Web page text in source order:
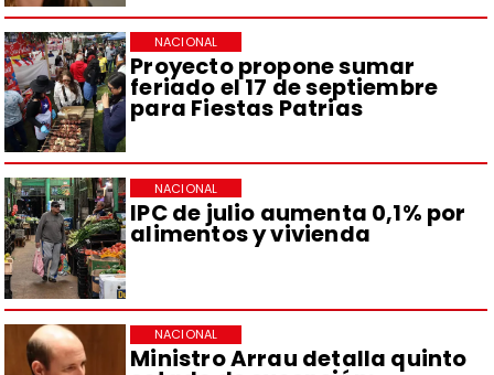
Proyecto propone sumar
feriado el 17 de septiembre
para Fiestas Patrias
NACIONAL
IPC de julio aumenta 0,1% por
alimentos y vivienda
NACIONAL
Ministro Arrau detalla quinto
NACIONAL